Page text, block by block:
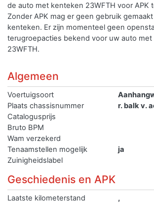
de auto met kenteken 23WFTH voor APK
Zonder APK mag er geen gebruik
kenteken. Er zijn momenteel geen
terugroepacties bekend voor uw auto
23WFTH.
Algemeen
Voertuigsoort
Plaats chassisnummer
r. balk v.
Catalogusprijs
Bruto BPM
Wam verzekerd
Tenaamstellen mogelijk
ja
Zuinigheidslabel
Geschiedenis en APK
Laatste kilometerstand
,